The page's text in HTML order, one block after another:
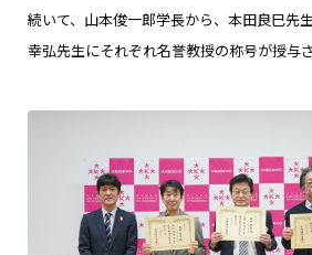
続いて、山本俊一郎学長から、本田良巳先
幸弘先生にそれぞれ名誉教授の称号が授与